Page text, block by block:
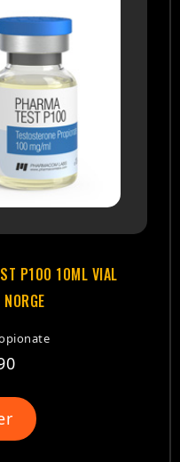
P100 10ML VIAL